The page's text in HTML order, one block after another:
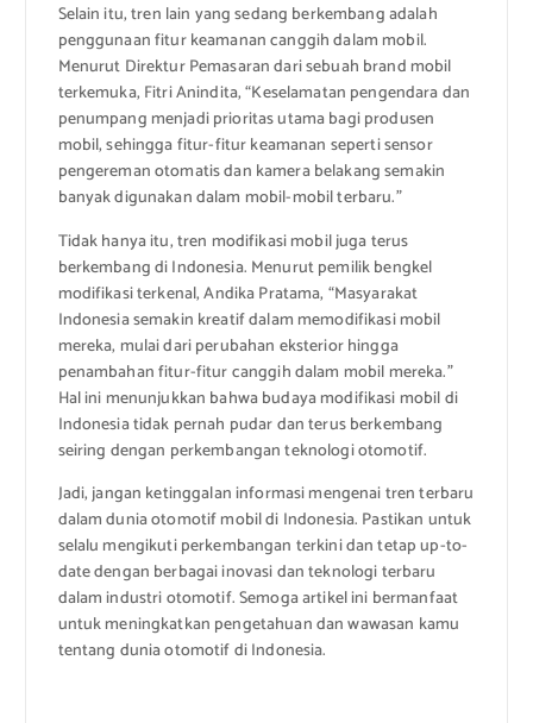
Selain itu, tren lain yang sedang berkembang adalah
penggunaan fitur keamanan canggih dalam mobil.
Menurut Direktur Pemasaran dari sebuah brand mobil
terkemuka, Fitri Anindita, “Keselamatan pengendara dan
penumpang menjadi prioritas utama bagi produsen
mobil, sehingga fitur-fitur keamanan seperti sensor
pengereman otomatis dan kamera belakang semakin
banyak digunakan dalam mobil-mobil terbaru.”
Tidak hanya itu, tren modifikasi mobil juga terus
berkembang di Indonesia. Menurut pemilik bengkel
modifikasi terkenal, Andika Pratama, “Masyarakat
Indonesia semakin kreatif dalam memodifikasi mobil
mereka, mulai dari perubahan eksterior hingga
penambahan fitur-fitur canggih dalam mobil mereka.”
Hal ini menunjukkan bahwa budaya modifikasi mobil di
Indonesia tidak pernah pudar dan terus berkembang
seiring dengan perkembangan teknologi otomotif.
Jadi, jangan ketinggalan informasi mengenai tren terbaru
dalam dunia otomotif mobil di Indonesia. Pastikan untuk
selalu mengikuti perkembangan terkini dan tetap up-to-
date dengan berbagai inovasi dan teknologi terbaru
dalam industri otomotif. Semoga artikel ini bermanfaat
untuk meningkatkan pengetahuan dan wawasan kamu
tentang dunia otomotif di Indonesia.